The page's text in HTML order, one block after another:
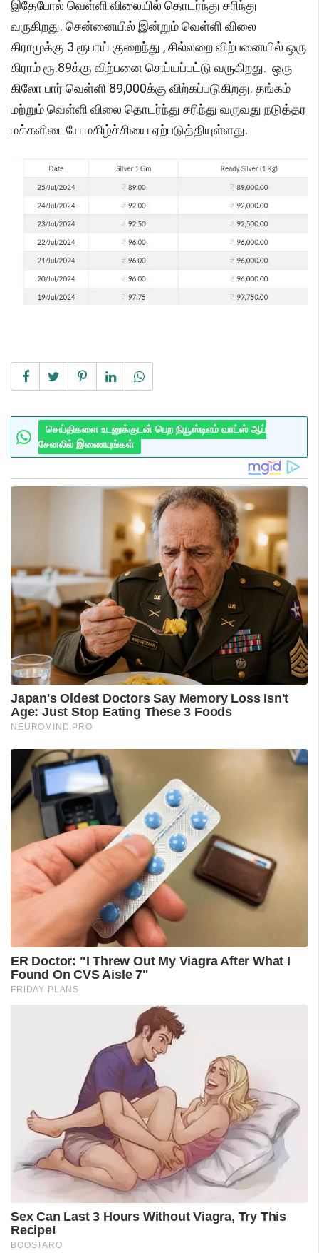
இதேபோல் வெள்ளி விலையில் தொடர்ந்து சரிந்து
வருகிறது. சென்னையில் இன்றும் வெள்ளி விலை
கிராமுக்கு 3 ரூபாய் குறைந்து , சில்லறை விற்பனையில் ஒரு
கிராம் ரூ.89க்கு விற்பனை செய்யப்பட்டு வருகிறது. ஒரு
கிலோ பார் வெள்ளி 89,000க்கு விற்கப்படுகிறது. தங்கம்
மற்றும் வெள்ளி விலை தொடர்ந்து சரிந்து வருவது நடுத்தர
மக்களிடையே மகிழ்ச்சியை ஏற்படுத்தியுள்ளது.
செய்திகளை உடனுக்குடன் பெற நியூஸ்டிஎம் வாட்ஸ் ஆப்
சேனலில் இணையுங்கள்